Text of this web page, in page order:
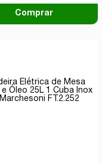
Comprar